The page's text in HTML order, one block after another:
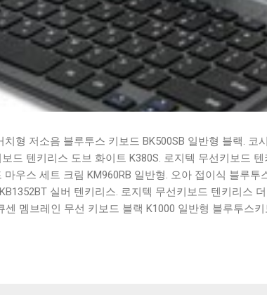
형 저소음 블루투스 키보드 BK500SB 일반형 블랙. 코
드 텐키리스 도브 화이트 K380S. 로지텍 무선키보드
우스 세트 크림 KM960RB 일반형. 오아 접이식 블루투
실버 텐키리스. 로지텍 무선키보드 텐키리스
센 멤브레인 무선 키보드 블랙 K1000 일반형 블루투스